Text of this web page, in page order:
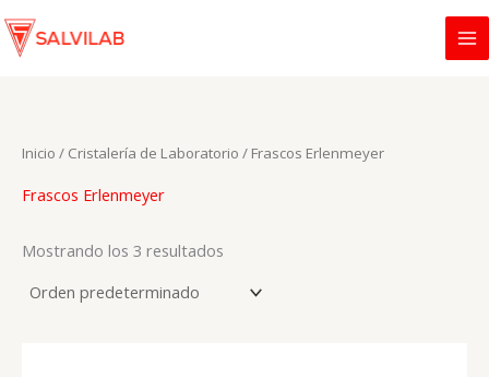
Ir
Inicio / Cristalería de Laboratorio / Frascos Erlenmeyer
Frascos Erlenmeyer
Mostrando los 3 resultados